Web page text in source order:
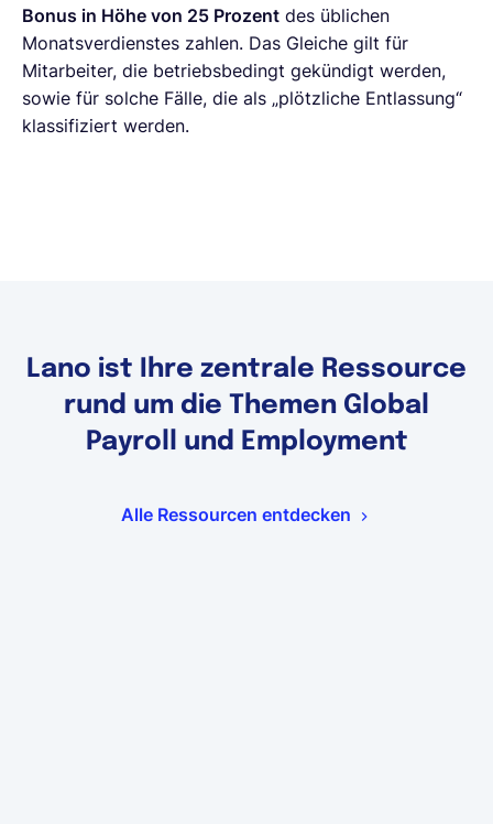
Bonus in Höhe von 25 Prozent des üblichen
Monatsverdienstes zahlen. Das Gleiche gilt für
Mitarbeiter, die betriebsbedingt gekündigt werden,
sowie für solche Fälle, die als „plötzliche Entlassung“
klassifiziert werden.
Lano ist Ihre zentrale Ressource
rund um die Themen Global
Payroll und Employment
Alle Ressourcen entdecken